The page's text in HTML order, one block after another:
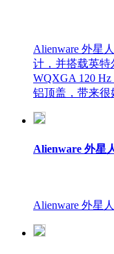
Alienware 外星
计，并搭载英
WQXGA 120
铝顶盖，带来很
Alienware 外星
Alienware 外星